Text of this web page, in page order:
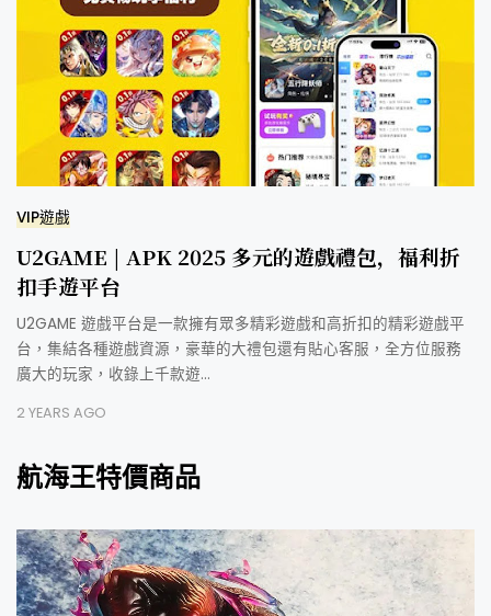
VIP遊戲
U2GAME | APK 2025 多元的遊戲禮包，福利折
扣手遊平台
U2GAME 遊戲平台是一款擁有眾多精彩遊戲和高折扣的精彩遊戲平
台，集結各種遊戲資源，豪華的大禮包還有貼心客服，全方位服務
廣大的玩家，收錄上千款遊…
2 YEARS AGO
航海王特價商品